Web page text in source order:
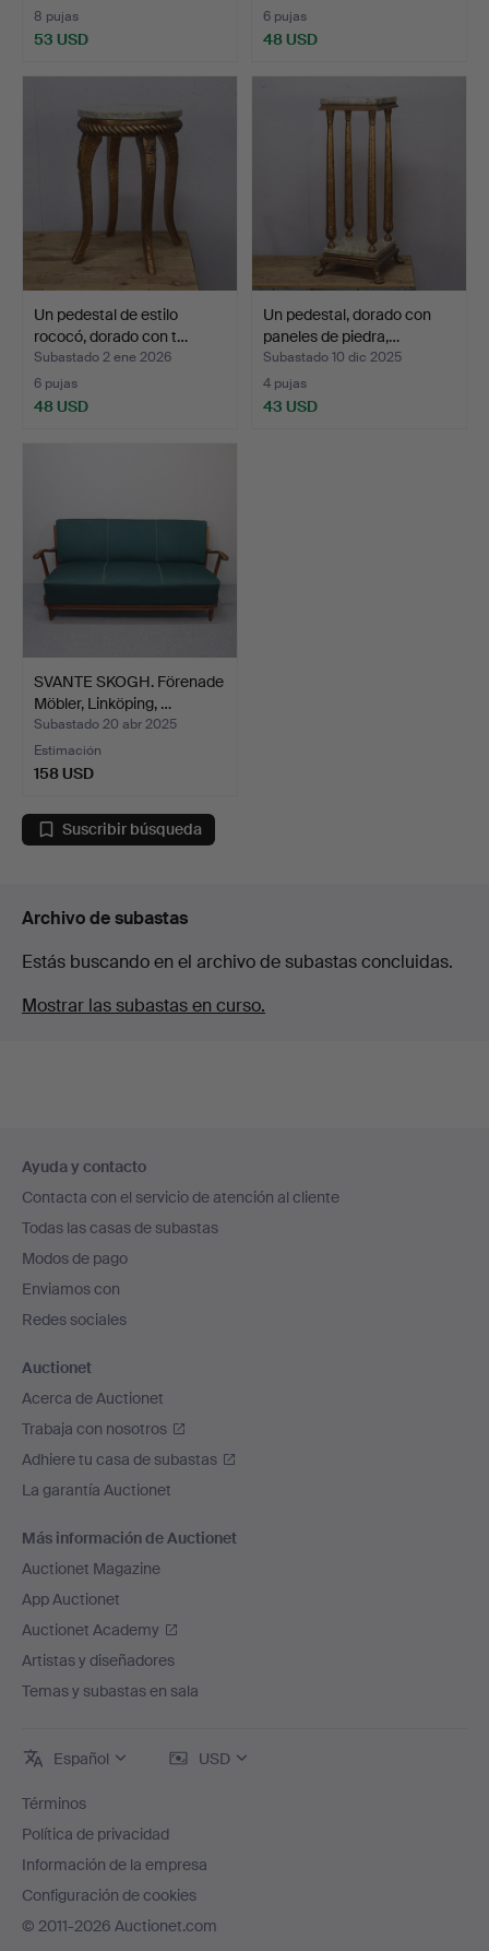
8 pujas
53 USD
6 pujas
48 USD
Un pedestal de estilo
rococó, dorado con t…
Subastado 2 ene 2026
6 pujas
48 USD
Un pedestal, dorado con
paneles de piedra,…
Subastado 10 dic 2025
4 pujas
43 USD
SVANTE SKOGH. Förenade
Möbler, Linköping, …
Subastado 20 abr 2025
Estimación
158 USD
Suscribir búsqueda
Archivo de subastas
Estás buscando en el archivo de subastas concluidas.
Mostrar las subastas en curso.
en
el
pie
de
página
Ayuda y contacto
Contacta con el servicio de atención al cliente
Todas las casas de subastas
Modos de pago
Enviamos con
Redes sociales
Auctionet
Acerca de Auctionet
Trabaja con nosotros
Adhiere tu casa de subastas
La garantía Auctionet
Más información de Auctionet
Auctionet Magazine
App Auctionet
Auctionet Academy
Artistas y diseñadores
Temas y subastas en sala
Español USD
Términos
Política de privacidad
Información de la empresa
Configuración de cookies
© 2011-2026 Auctionet.com